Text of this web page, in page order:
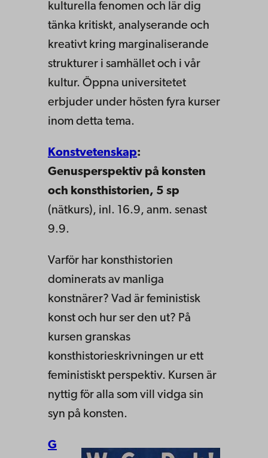
kulturella fenomen och lär dig
tänka kritiskt, analyserande och
kreativt kring marginaliserande
strukturer i samhället och i vår
kultur. Öppna universitetet
erbjuder under hösten fyra kurser
inom detta tema.
Konstvetenskap:
Genusperspektiv på konsten
och konsthistorien, 5 sp
(nätkurs), inl. 16.9, anm. senast
9.9.
Varför har konsthistorien
dominerats av manliga
konstnärer? Vad är feministisk
konst och hur ser den ut? På
kursen granskas
konsthistorieskrivningen ur ett
feministiskt perspektiv. Kursen är
nyttig för alla som vill vidga sin
syn på konsten.
G